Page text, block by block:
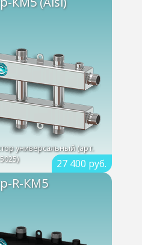
27 400 руб.
универсальный (арт.
R-КМ5